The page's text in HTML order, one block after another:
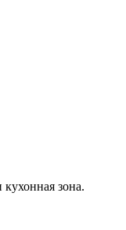
зона.